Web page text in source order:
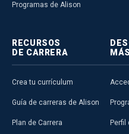
Programas de Alison
RECURSOS
DE CARRERA
Crea tu currículum
Guía de carreras de Alison
Plan de Carrera
MÁS
Perfil